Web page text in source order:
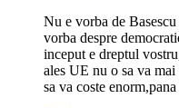
Nu e vorba de
vorba despre
inceput e dreptul
ales UE nu o sa va
sa va coste